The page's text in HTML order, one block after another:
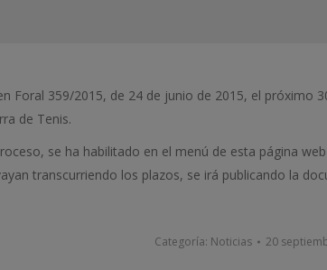
Foral 359/2015, de 24 de junio de 2015, el próximo
de Tenis.
se ha habilitado en el menú de esta página
transcurriendo los plazos, se irá publicando la
Categoría: Noticias 20